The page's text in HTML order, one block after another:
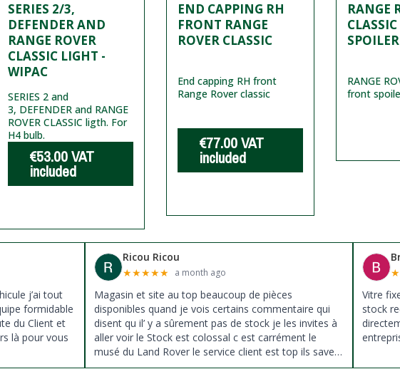
SERIES 2/3,
DEFENDER AND
RANGE ROVER
CLASSIC LIGHT -
WIPAC
SERIES 2 and
3, DEFENDER and RANGE
ROVER CLASSIC ligth. For
H4 bulb.
€53.00VAT
included
END CAPPING RH
FRONT RANGE
ROVER CLASSIC
End capping RH front
Range Rover classic
€77.00VAT
included
RANGE
RANGE
front
j’ai tout
formidable
du Client et
là pour vous
Ricou Ricou
★★★★★ a month ago
Magasin et site au top beaucoup de pièces
disponibles quand je vois certains commentaire qui
disent qu il’ y a sûrement pas de stock je les invites à
aller voir le Stock est colossal c est carrément le
musé du Land Rover le service client est top ils savent
donné des conseils et ne pousse pas à la vente ils
★
Vitre
stock